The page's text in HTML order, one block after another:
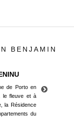
BENJAMIN
de Porto en
le fleuve et à
la Résidence
du